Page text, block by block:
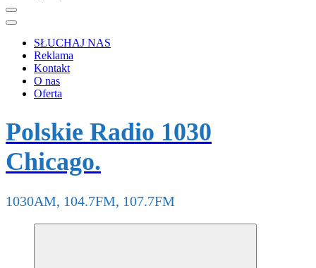
SŁUCHAJ NAS
Reklama
Kontakt
O nas
Oferta
Polskie Radio 1030
Chicago.
1030AM, 104.7FM, 107.7FM